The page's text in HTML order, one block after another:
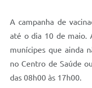
Audiências Públicas
Arquivos para Download
Carta de Serviços
A campanha de
até o dia 10 de maio.
munícipes que ainda
no Centro de Saúde
das 08h00 às 17h00.